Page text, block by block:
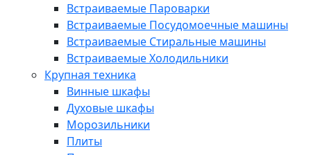
Встраиваемые Пароварки
Встраиваемые Посудомоечные машины
Встраиваемые Стиральные машины
Встраиваемые Холодильники
Крупная техника
Винные шкафы
Духовые шкафы
Морозильники
Плиты